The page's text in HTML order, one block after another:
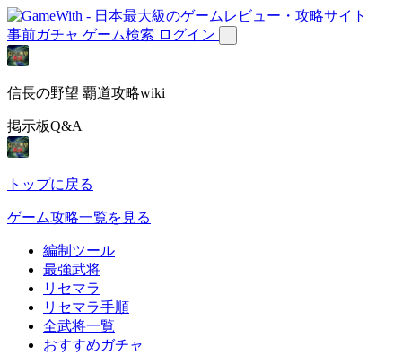
事前ガチャ ゲーム検索 ログイン
信長の野望 覇道攻略wiki
掲示板Q&A
トップに戻る
ゲーム攻略一覧を見る
編制ツール
最強武将
リセマラ
リセマラ手順
全武将一覧
おすすめガチャ